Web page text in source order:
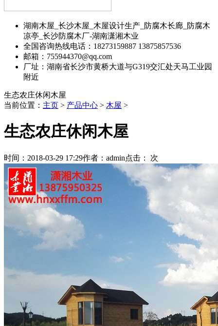
湖南木屋_长沙木屋_木屋设计生产_防腐木长廊_防腐木
凉亭_长沙防腐木厂-湖南潇湘木业
全国咨询热线电话：18273159887 13875857536
邮箱：755944370@qq.com
厂址：湖南省长沙市黄桥大道与G319交汇处天马工业园
附近
生态农庄休闲木屋
当前位置： 主页 > 产品中心 > 木屋 >
生态农庄休闲木屋
时间： 2018-03-29 17:29作者： admin点击： 次